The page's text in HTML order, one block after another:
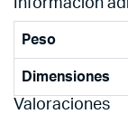
Información
Peso
Dimensiones
Valoraciones